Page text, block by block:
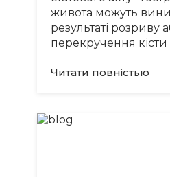
живота можуть
результаті розриву
перекручення кісти
Читати повнiстью